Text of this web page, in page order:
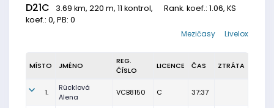
D21C 3.69 km, 220 m, 11 kontrol, Rank. koef.: 1.06, KS
koef.: 0, PB: 0
Livelox
Mezičasy
MÍSTO JMÉNO
REG.
ČÍSLO
LICENCE ČAS ZTRÁTA
1.
Rücklová
Alena
VCB8150 C 37:37